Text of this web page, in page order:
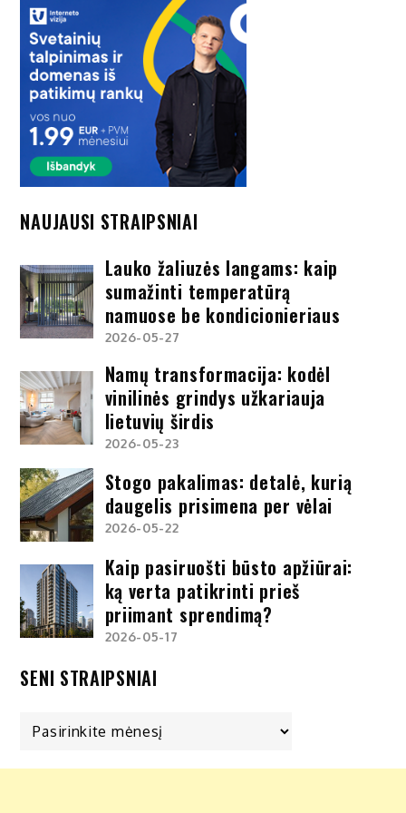
NAUJAUSI STRAIPSNIAI
Lauko žaliuzės langams: kaip
sumažinti temperatūrą
namuose be kondicionieriaus
2026-05-27
Namų transformacija: kodėl
vinilinės grindys užkariauja
lietuvių širdis
2026-05-23
Stogo pakalimas: detalė, kurią
daugelis prisimena per vėlai
2026-05-22
Kaip pasiruošti būsto apžiūrai:
ką verta patikrinti prieš
priimant sprendimą?
2026-05-17
SENI STRAIPSNIAI